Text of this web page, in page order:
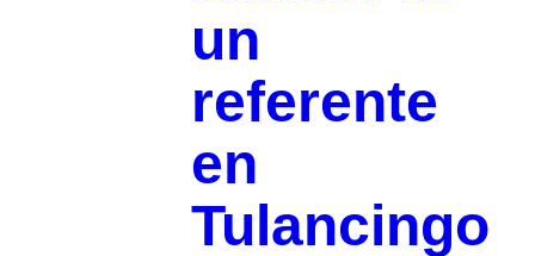
un
referente
en
Tulancingo